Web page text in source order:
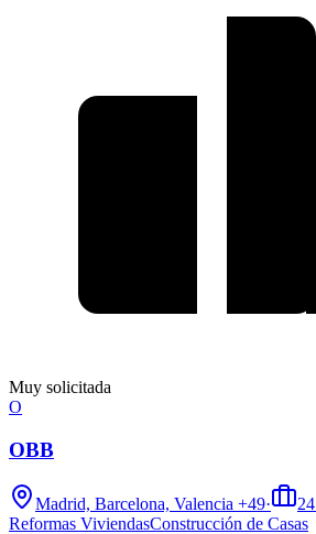
Muy solicitada
O
OBB
Madrid, Barcelona, Valencia +49· 24
Reformas ViviendasConstrucción de Casas